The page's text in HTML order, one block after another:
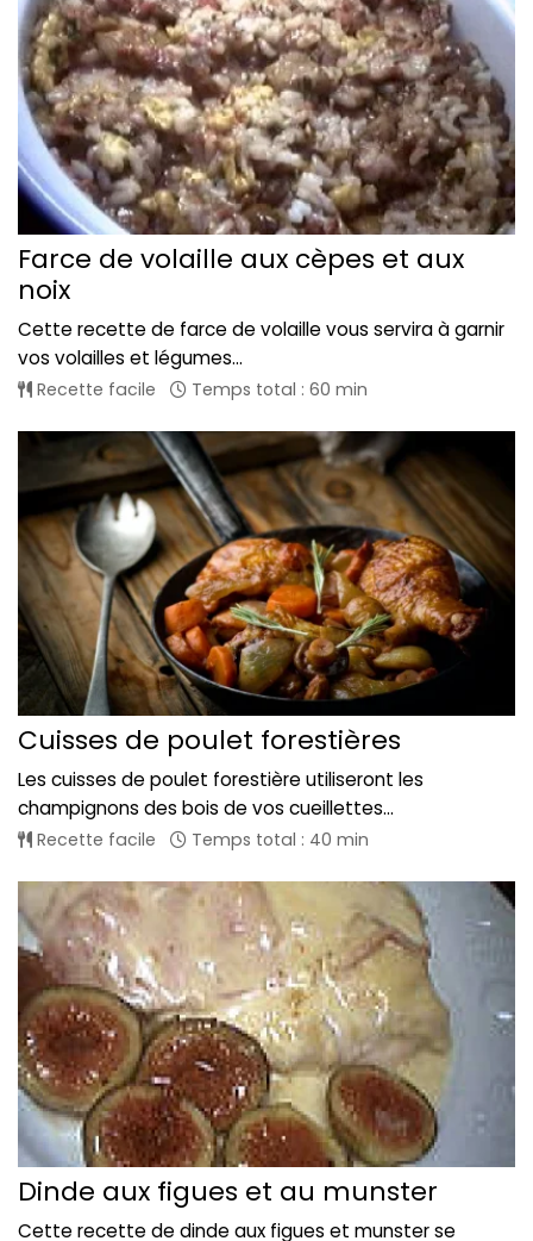
Farce de volaille aux cèpes et aux
noix
Cette recette de farce de volaille vous servira à garnir
vos volailles et légumes...
Recette facile Temps total : 60 min
Cuisses de poulet forestières
Les cuisses de poulet forestière utiliseront les
champignons des bois de vos cueillettes...
Recette facile Temps total : 40 min
Dinde aux figues et au munster
Cette recette de dinde aux figues et munster se